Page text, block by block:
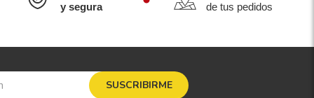
y segura
de tus pedidos
SUSCRIBIRME